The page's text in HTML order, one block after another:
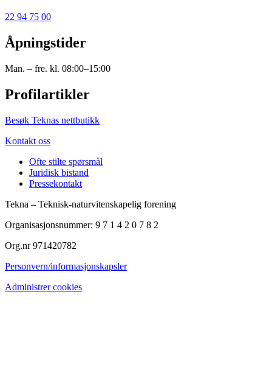
22 94 75 00
Åpningstider
Man. – fre. kl. 08:00–15:00
Profilartikler
Besøk Teknas nettbutikk
Kontakt oss
Ofte stilte spørsmål
Juridisk bistand
Pressekontakt
Tekna – Teknisk-naturvitenskapelig forening
Organisasjonsnummer: 9 7 1 4 2 0 7 8 2
Org.nr 971420782
Personvern/informasjonskapsler
Administrer cookies